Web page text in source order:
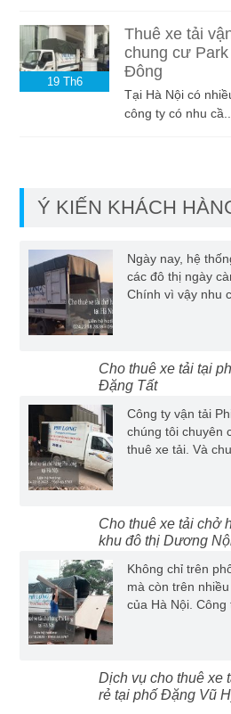
19 Th6
Thuê xe tải
chung cư
Đông
Tại Hà Nội có
công ty có nhu cầ...
Ý KIẾN KHÁCH
Ngày nay, hệ
các đô thị ngày
Chính vì vậy nhu
Cho thuê xe tải tại
Đặng Tất
Công ty vận tải
chúng tôi chuyên
thuê xe tải. Và
Cho thuê xe tải chở
khu đô thị Dương
Không chỉ trên
mà còn trên
của Hà Nội. Công
Dịch vụ cho thuê xe
rẻ tại phố Đặng Vũ